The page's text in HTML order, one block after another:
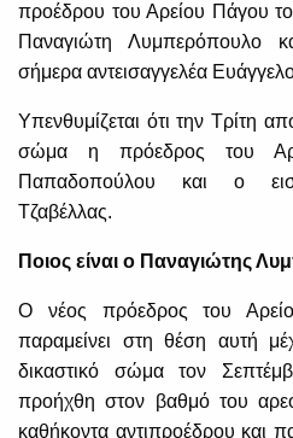
προέδρου του Αρείου Πάγου
Παναγιώτη Λυμπερόπουλο
σήμερα αντεισαγγελέα
Υπενθυμίζεται ότι την Τρίτη
σώμα η πρόεδρος του
Παπαδοπούλου και ο
Τζαβέλλας.
Ποιος είναι ο Παναγιώτης
Ο νέος πρόεδρος του
παραμείνει στη θέση αυτή
δικαστικό σώμα τον
προήχθη στον βαθμό του
καθήκοντα αντιπροέδρου και